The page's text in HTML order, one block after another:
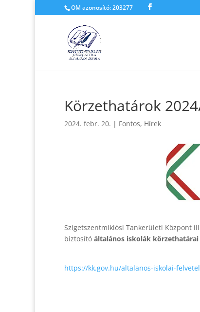
OM azonosító: 203277
Körzethatárok
2024. febr. 20. | Fontos, Hírek
Szigetszentmiklósi Tankerületi Központ
biztosító általános iskolák
https://kk.gov.hu/altalanos-iskolai-